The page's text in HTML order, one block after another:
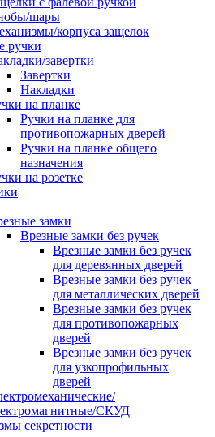
шары
корпуса защелок
ручки
завертки
Завертки
Накладки
на планке
Ручки на планке для
противопожарных дверей
Ручки на планке общего
назначения
на розетке
замки
Врезные замки без ручек
Врезные замки без ручек
для деревянных дверей
Врезные замки без ручек
для металлических дверей
Врезные замки без ручек
для противопожарных
дверей
Врезные замки без ручек
для узкопрофильных
дверей
СКУД
секретности